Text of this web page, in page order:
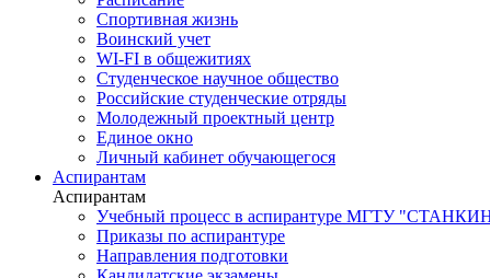
Спортивная жизнь
Воинский учет
WI-FI в общежитиях
Студенческое научное общество
Российские студенческие отряды
Молодежный проектный центр
Единое окно
Личный кабинет обучающегося
Аспирантам
Аспирантам
Учебный процесс в аспирантуре МГТУ
Приказы по аспирантуре
Направления подготовки